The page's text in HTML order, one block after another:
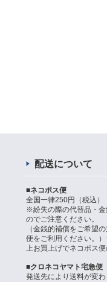
配送について
■ネコポス便
全国一律250円（税込）
※紛失の際の代替品・
のでご注意ください。
（金銭的補償をご希望
便をご利用ください。
上お買上げでネコポス
■クロネコヤマト宅急便
発送先により送料が変